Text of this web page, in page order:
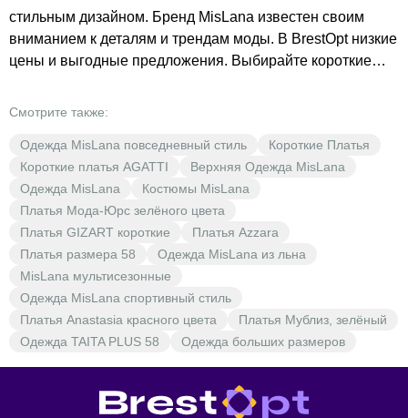
стильным дизайном. Бренд MisLana известен своим
вниманием к деталям и трендам моды. В BrestOpt низкие
цены и выгодные предложения. Выбирайте короткие
Смотрите также:
Одежда MisLana повседневный стиль
Короткие Платья
Короткие платья AGATTI
Верхняя Одежда MisLana
Одежда MisLana
Костюмы MisLana
Платья Мода-Юрс зелёного цвета
Платья GIZART короткие
Платья Azzara
Платья размера 58
Одежда MisLana из льна
MisLana мультисезонные
Одежда MisLana спортивный стиль
Платья Anastasia красного цвета
Платья Мублиз, зелёный
Одежда TAITA PLUS 58
Одежда больших размеров